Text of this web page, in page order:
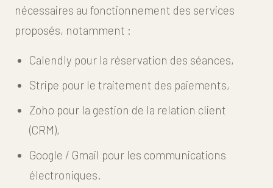
nécessaires au fonctionnement des services
proposés, notamment :
Calendly pour la réservation des séances,
Stripe pour le traitement des paiements,
Zoho pour la gestion de la relation client
(CRM),
Google / Gmail pour les communications
électroniques.